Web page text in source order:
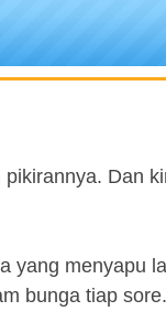
Dan
yang menyapu
bunga tiap sore.